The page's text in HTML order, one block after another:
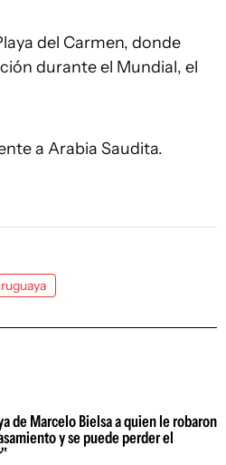
del Carmen, donde
durante el Mundial, el
a Arabia Saudita.
de Marcelo Bielsa a quien le robaron
y se puede perder el